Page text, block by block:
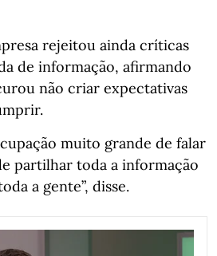
rejeitou ainda críticas
de informação, afirmando
não criar expectativas
muito grande de falar
partilhar toda a informação
a gente”, disse.